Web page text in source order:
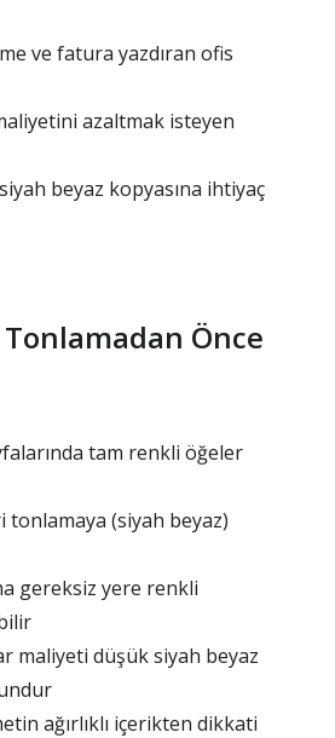
ve fatura yazdıran ofis
azaltmak isteyen
beyaz kopyasına ihtiyaç
Tonlamadan Önce
tam renkli öğeler
tonlamaya (siyah beyaz)
gereksiz yere renkli
maliyeti düşük siyah beyaz
ağırlıklı içerikten dikkati